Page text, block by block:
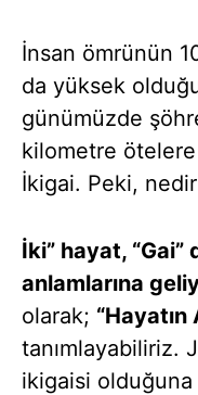
İnsan ömrünün
da yüksek olduğu
günümüzde
kilometre ötelere
İkigai. Peki,
İki” hayat,
anlamlarına
olarak; “Hayatın
tanımlayabiliriz.
ikigaisi olduğuna